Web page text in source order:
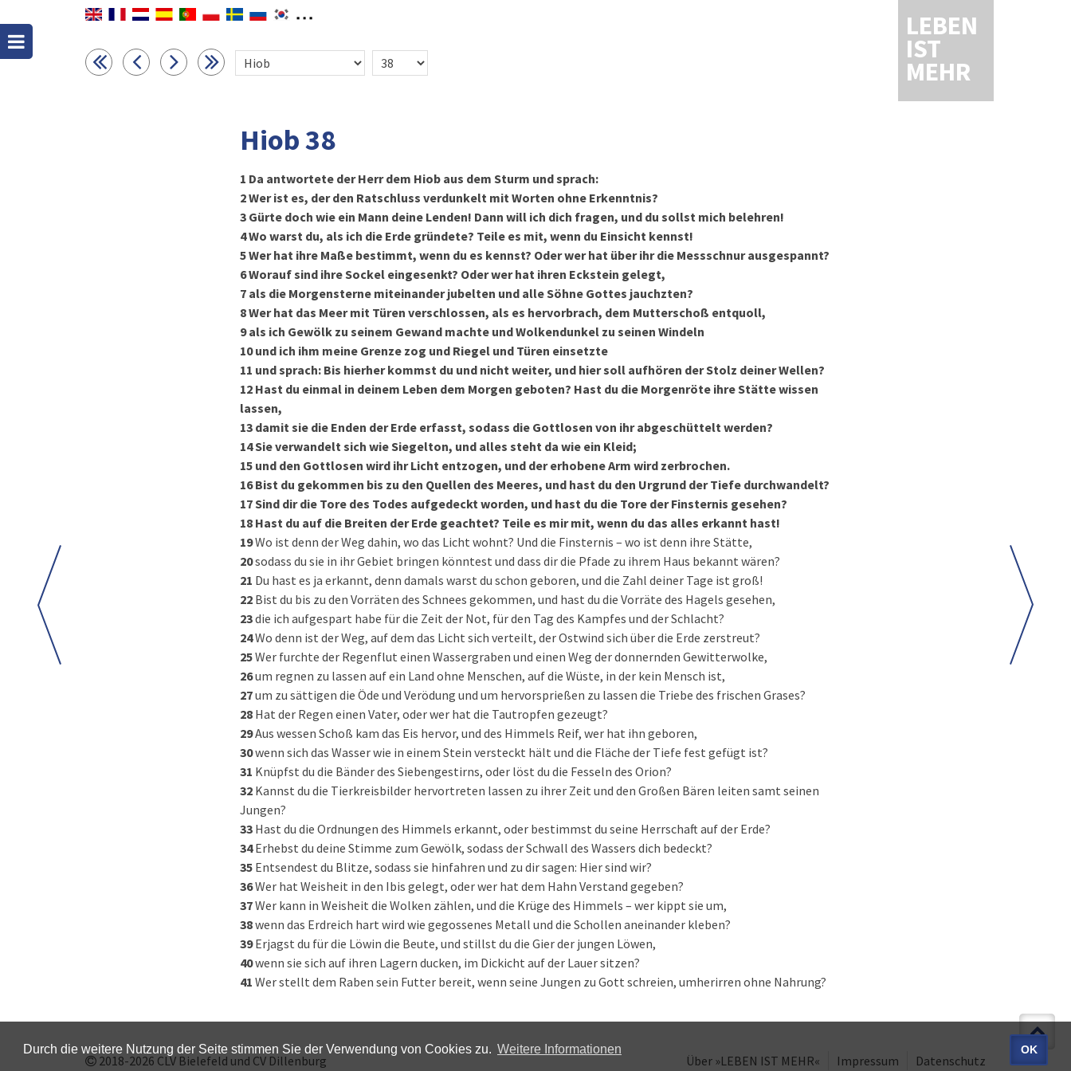
Durch die weitere Nutzung der Seite stimmen Sie der Verwendung von Cookies zu. Weitere Informationen OK
LEBEN
IST
MEHR
Hiob 38
1 Da antwortete der Herr dem Hiob aus dem Sturm und sprach:
2Wer ist es, der den Ratschluss verdunkelt mit Worten ohne Erkenntnis?
3 Gürte doch wie ein Mann deine Lenden! Dann will ich dich fragen, und du sollst mich belehren!
4Wo warst du, als ich die Erde gründete? Teile es mit, wenn du Einsicht kennst!
5Wer hat ihre Maße bestimmt, wenn du es kennst? Oder wer hat über ihr die Messschnur ausgespannt?
6Worauf sind ihre Sockel eingesenkt? Oder wer hat ihren Eckstein gelegt,
7 als die Morgensterne miteinander jubelten und alle Söhne Gottes jauchzten?
8Wer hat das Meer mit Türen verschlossen, als es hervorbrach, dem Mutterschoß entquoll,
9als ich Gewölk zu seinem Gewand machte und Wolkendunkel zu seinen Windeln
10und ich ihm meine Grenze zog und Riegel und Türen einsetzte
11 und sprach: Bis hierher kommst du und nicht weiter, und hier soll aufhören der Stolz deiner Wellen?
12 Hast du einmal in deinem Leben dem Morgen geboten? Hast du die Morgenröte ihre Stätte wissen
lassen,
13 damit sie die Enden der Erde erfasst, sodass die Gottlosen von ihr abgeschüttelt werden?
14Sie verwandelt sich wie Siegelton, und alles steht da wie ein Kleid;
15 und den Gottlosen wird ihr Licht entzogen, und der erhobene Arm wird zerbrochen.
16Bist du gekommen bis zu den Quellen des Meeres, und hast du den Urgrund der Tiefe durchwandelt?
17Sind dir die Tore des Todes aufgedeckt worden, und hast du die Tore der Finsternis gesehen?
18 Hast du auf die Breiten der Erde geachtet? Teile es mir mit, wenn du das alles erkannt hast!
19Wo ist denn der Weg dahin, wo das Licht wohnt? Und die Finsternis – wo ist denn ihre Stätte,
20sodass du sie in ihr Gebiet bringen könntest und dass dir die Pfade zu ihrem Haus bekannt wären?
21 Du hast es ja erkannt, denn damals warst du schon geboren, und die Zahl deiner Tage ist groß!
22 Bist du bis zu den Vorräten des Schnees gekommen, und hast du die Vorräte des Hagels gesehen,
23die ich aufgespart habe für die Zeit der Not, für den Tag des Kampfes und der Schlacht?
24Wo denn ist der Weg, auf dem das Licht sich verteilt, der Ostwind sich über die Erde zerstreut?
25Wer furchte der Regenflut einen Wassergraben und einen Weg der donnernden Gewitterwolke,
26um regnen zu lassen auf ein Land ohne Menschen, auf die Wüste, in der kein Mensch ist,
27um zu sättigen die Öde und Verödung und um hervorsprießen zu lassen die Triebe des frischen Grases?
28 Hat der Regen einen Vater, oder wer hat die Tautropfen gezeugt?
29Aus wessen Schoß kam das Eis hervor, und des Himmels Reif, wer hat ihn geboren,
30wenn sich das Wasser wie in einem Stein versteckt hält und die Fläche der Tiefe fest gefügt ist?
31 Knüpfst du die Bänder des Siebengestirns, oder löst du die Fesseln des Orion?
32 Kannst du die Tierkreisbilder hervortreten lassen zu ihrer Zeit und den Großen Bären leiten samt seinen
Jungen?
33 Hast du die Ordnungen des Himmels erkannt, oder bestimmst du seine Herrschaft auf der Erde?
34Erhebst du deine Stimme zum Gewölk, sodass der Schwall des Wassers dich bedeckt?
35 Entsendest du Blitze, sodass sie hinfahren und zu dir sagen: Hier sind wir?
36Wer hat Weisheit in den Ibis gelegt, oder wer hat dem Hahn Verstand gegeben?
37Wer kann in Weisheit die Wolken zählen, und die Krüge des Himmels – wer kippt sie um,
38wenn das Erdreich hart wird wie gegossenes Metall und die Schollen aneinander kleben?
39Erjagst du für die Löwin die Beute, und stillst du die Gier der jungen Löwen,
40wenn sie sich auf ihren Lagern ducken, im Dickicht auf der Lauer sitzen?
41 Wer stellt dem Raben sein Futter bereit, wenn seine Jungen zu Gott schreien, umherirren ohne Nahrung?
Über »LEBEN IST MEHR« Impressum Datenschutz
2018-2026 CLV Bielefeld und CV Dillenburg